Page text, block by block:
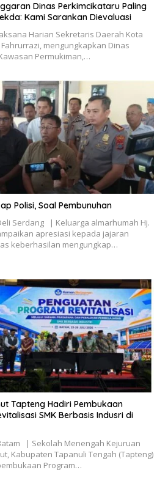
Dinas Perkimcikataru Paling
Kami Sarankan Dievaluasi
Harian Sekretaris Daerah Kota
mengungkapkan Dinas
Permukiman,…
Polisi, Soal Pembunuhan
Serdang | Keluarga almarhumah Hj.
apresiasi kepada jajaran
keberhasilan mengungkap…
Tapteng Hadiri Pembukaan
SMK Berbasis Indusri di
| Sekolah Menengah Kejuruan
Kabupaten Tapanuli Tengah (Tapteng)
Program…